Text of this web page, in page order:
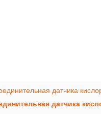
датчика